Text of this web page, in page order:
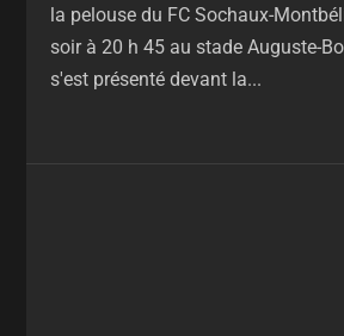
la pelouse du FC Sochaux-
soir à 20 h 45 au stade Auguste-
s'est présenté devant la...